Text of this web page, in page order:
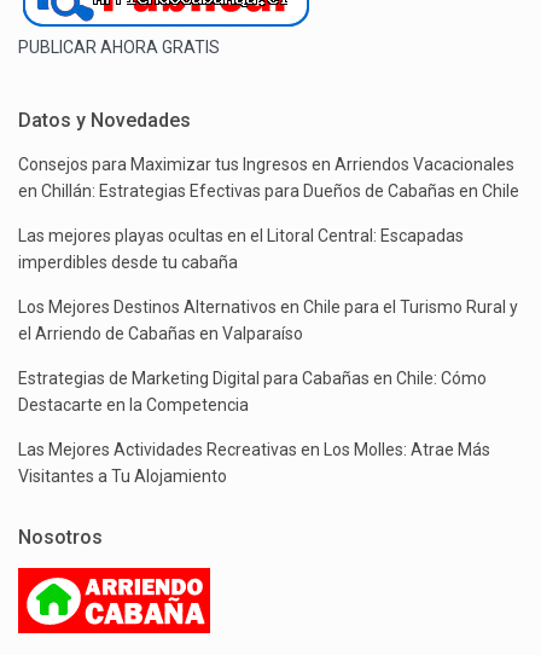
PUBLICAR AHORA GRATIS
Datos y Novedades
Consejos para Maximizar tus Ingresos en Arriendos Vacacionales
en Chillán: Estrategias Efectivas para Dueños de Cabañas en Chile
Las mejores playas ocultas en el Litoral Central: Escapadas
imperdibles desde tu cabaña
Los Mejores Destinos Alternativos en Chile para el Turismo Rural y
el Arriendo de Cabañas en Valparaíso
Estrategias de Marketing Digital para Cabañas en Chile: Cómo
Destacarte en la Competencia
Las Mejores Actividades Recreativas en Los Molles: Atrae Más
Visitantes a Tu Alojamiento
Nosotros